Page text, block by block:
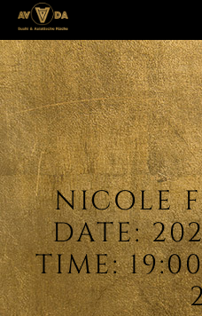
NICOLE
DATE:
TIME: